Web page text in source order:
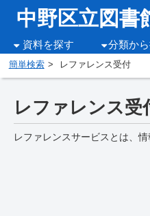
中野区立図書
資料を探す 分類か
簡単検索 レファレンス受付
レファレンス受
レファレンスサービスとは、